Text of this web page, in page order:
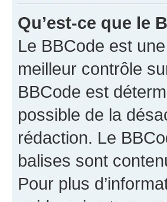
Qu’est-ce que le
Le BBCode est
meilleur contrôle
BBCode est
possible de la
rédaction. Le
balises sont
Pour plus